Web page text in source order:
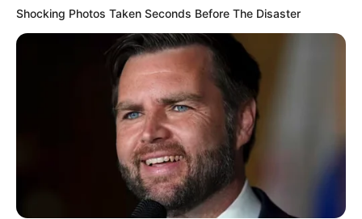
Shocking Photos Taken Seconds Before The Disaster